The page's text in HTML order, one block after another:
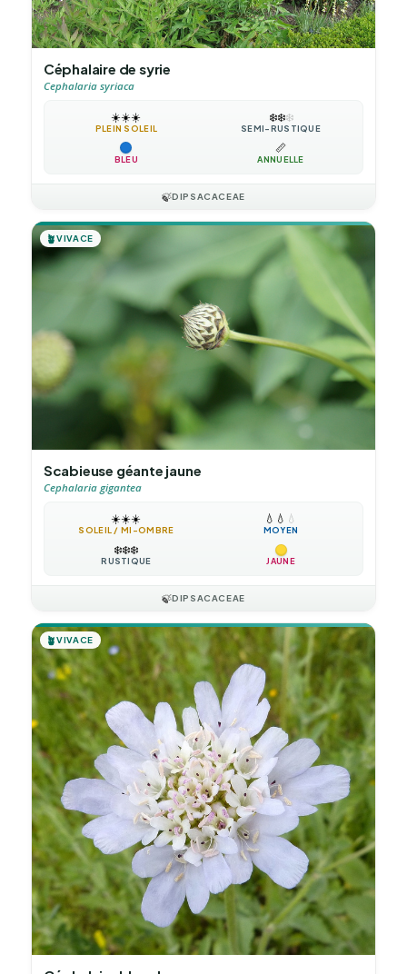
Céphalaire de syrie
Cephalaria syriaca
☀️☀️☀️
PLEIN SOLEIL
❄️❄️❄️
SEMI-RUSTIQUE
BLEU
📏
ANNUELLE
🍃DIPSACACEAE
🪴VIVACE
Scabieuse géante jaune
Cephalaria gigantea
☀️☀️☀️
SOLEIL / MI-OMBRE
💧 💧 💧
MOYEN
❄️❄️❄️
RUSTIQUE JAUNE
🍃DIPSACACEAE
🪴VIVACE